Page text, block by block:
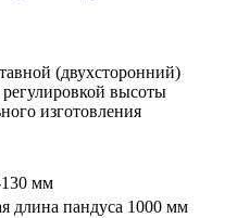
(двухсторонний)
высоты
изготовления
мм
длина пандуса 1000 мм